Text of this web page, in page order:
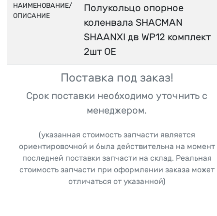
НАИМЕНОВАНИЕ/
ОПИСАНИЕ
Полукольцо опорное
коленвала SHACMAN
SHAANXI дв WP12 комплект
2шт OE
Поставка под заказ!
Срок поставки необходимо уточнить с
менеджером.
(указанная стоимость запчасти является
ориентировочной и была действительна на момент
последней поставки запчасти на склад. Реальная
стоимость запчасти при оформлении заказа может
отличаться от указанной)